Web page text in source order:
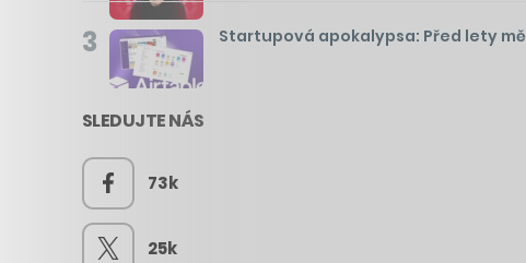
3 Startupová apokalypsa: Před lety
SLEDUJTE NÁS
73k
25k